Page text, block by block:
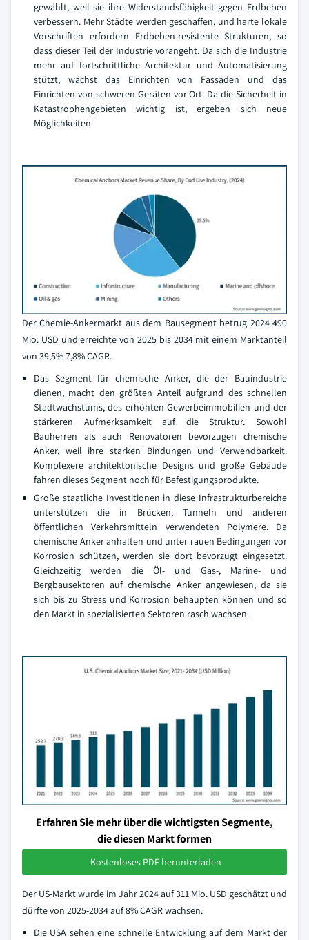
gewählt, weil sie ihre Widerstandsfähigkeit gegen Erdbeben
verbessern. Mehr Städte werden geschaffen, und harte lokale
Vorschriften erfordern Erdbeben-resistente Strukturen, so
dass dieser Teil der Industrie vorangeht. Da sich die Industrie
mehr auf fortschrittliche Architektur und Automatisierung
stützt, wächst das Einrichten von Fassaden und das
Einrichten von schweren Geräten vor Ort. Da die Sicherheit in
Katastrophengebieten wichtig ist, ergeben sich neue
Möglichkeiten.
Der Chemie-Ankermarkt aus dem Bausegment betrug 2024 490
Mio. USD und erreichte von 2025 bis 2034 mit einem Marktanteil
von 39,5% 7,8% CAGR.
Das Segment für chemische Anker, die der Bauindustrie
dienen, macht den größten Anteil aufgrund des schnellen
Stadtwachstums, des erhöhten Gewerbeimmobilien und der
stärkeren Aufmerksamkeit auf die Struktur. Sowohl
Bauherren als auch Renovatoren bevorzugen chemische
Anker, weil ihre starken Bindungen und Verwendbarkeit.
Komplexere architektonische Designs und große Gebäude
fahren dieses Segment noch für Befestigungsprodukte.
Große staatliche Investitionen in diese Infrastrukturbereiche
unterstützen die in Brücken, Tunneln und anderen
öffentlichen Verkehrsmitteln verwendeten Polymere. Da
chemische Anker anhalten und unter rauen Bedingungen vor
Korrosion schützen, werden sie dort bevorzugt eingesetzt.
Gleichzeitig werden die Öl- und Gas-, Marine- und
Bergbausektoren auf chemische Anker angewiesen, da sie
sich bis zu Stress und Korrosion behaupten können und so
den Markt in spezialisierten Sektoren rasch wachsen.
Erfahren Sie mehr über die wichtigsten Segmente,
die diesen Markt formen
Kostenloses PDF herunterladen
Der US-Markt wurde im Jahr 2024 auf 311 Mio. USD geschätzt und
dürfte von 2025-2034 auf 8% CAGR wachsen.
Die USA sehen eine schnelle Entwicklung auf dem Markt der